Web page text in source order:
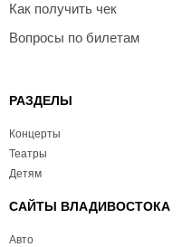
Как получить чек
Вопросы по билетам
РАЗДЕЛЫ
Концерты
Театры
Детям
САЙТЫ ВЛАДИВОСТОКА
Авто